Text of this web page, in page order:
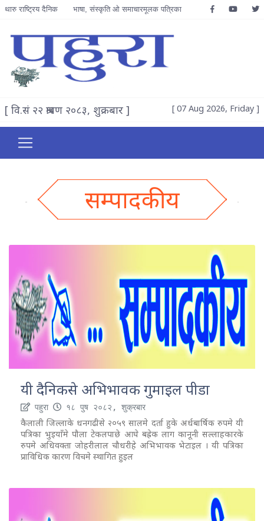
थारु राष्ट्रिय दैनिक भाषा, संस्कृति ओ समाचारमूलक पत्रिका
[ वि.सं २२ श्रावण २०८३, शुक्रबार ] [ 07 Aug 2026, Friday ]
सम्पादकीय
यी दैनिकसे अभिभावक गुमाइल पीडा
पहुरा १८ पुष २०८२, शुक्रबार
कैलाली जिल्लाके धनगढीसे २०५९ सालमे दर्ता हुके अर्धबार्षिक रुपमे यी
पत्रिका भुइयाँमे पौला टेकलपाछे आघे बह्रेक लाग कानूनी सल्लाहकारके
रुपमे अधिवक्ता जोहरीलाल चौधरीहे अभिभावक भेटाइल । यी पत्रिका
प्राविधिक कारण विचमे स्थागित हुइल